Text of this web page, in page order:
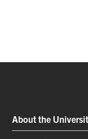
About the